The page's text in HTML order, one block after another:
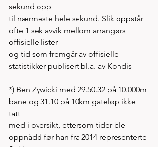
sekund opp
til nærmeste hele sekund. Slik oppstår
ofte 1 sek avvik mellom arrangørs
offisielle lister
og tid som fremgår av offisielle
statistikker publisert bl.a. av Kondis
*) Ben Zywicki med 29.50.32 på 10.000m
bane og 31.10 på 10km gateløp ikke
tatt
med i oversikt, ettersom tider ble
oppnådd før han fra 2014 representerte
Spirit